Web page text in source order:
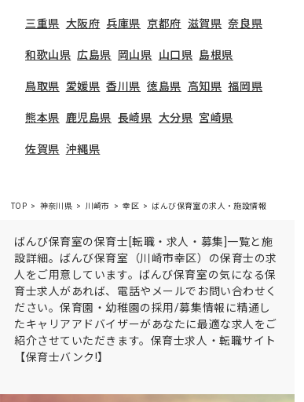
三重県 大阪府 兵庫県 京都府 滋賀県 奈良県
和歌山県 広島県 岡山県 山口県 島根県
鳥取県 愛媛県 香川県 徳島県 高知県 福岡県
熊本県 鹿児島県 長崎県 大分県 宮崎県
佐賀県 沖縄県
TOP 神奈川県 川崎市 幸区 ばんび保育室の求人・施設情報
ばんび保育室の保育士[転職・求人・募集]一覧と施
設詳細。ばんび保育室（川崎市幸区）の保育士の求
人をご用意しています。ばんび保育室の気になる保
育士求人があれば、電話やメールでお問い合わせく
ださい。保育園・幼稚園の採用/募集情報に精通し
たキャリアアドバイザーがあなたに最適な求人をご
紹介させていただきます。保育士求人・転職サイト
【保育士バンク!】